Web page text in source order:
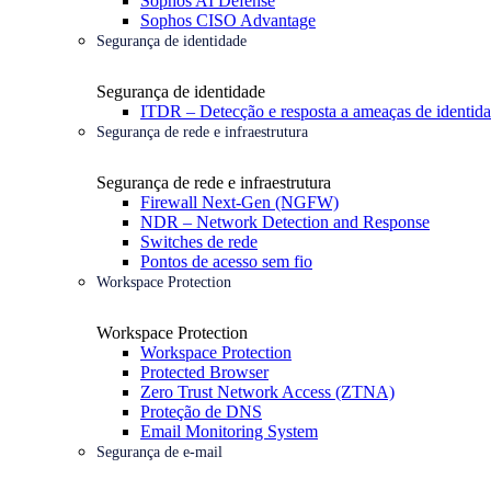
Sophos CISO Advantage
Segurança de identidade
Segurança de identidade
ITDR – Detecção e resposta a ameaças de
Segurança de rede e infraestrutura
Segurança de rede e infraestrutura
Firewall Next-Gen (NGFW)
NDR – Network Detection and Response
Switches de rede
Pontos de acesso sem fio
Workspace Protection
Workspace Protection
Workspace Protection
Protected Browser
Zero Trust Network Access (ZTNA)
Proteção de DNS
Email Monitoring System
Segurança de e-mail